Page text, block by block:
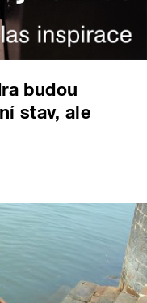
budou
stav, ale